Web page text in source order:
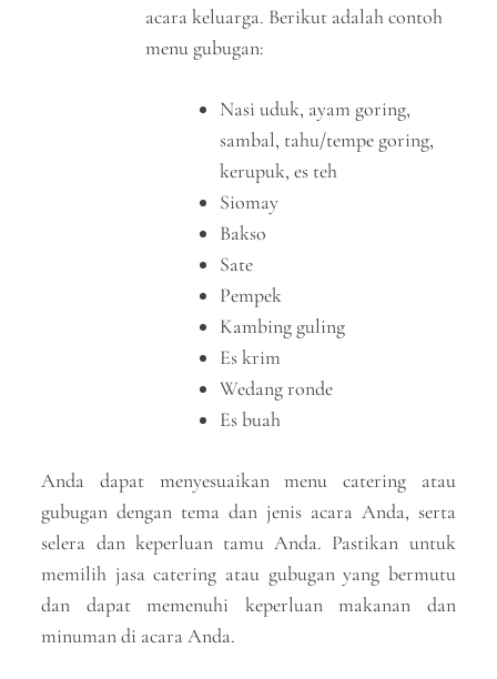
acara keluarga. Berikut adalah contoh
menu gubugan:
Nasi uduk, ayam goring,
sambal, tahu/tempe goring,
kerupuk, es teh
Siomay
Bakso
Sate
Pempek
Kambing guling
Es krim
Wedang ronde
Es buah
Anda dapat menyesuaikan menu catering atau
gubugan dengan tema dan jenis acara Anda, serta
selera dan keperluan tamu Anda. Pastikan untuk
memilih jasa catering atau gubugan yang bermutu
dan dapat memenuhi keperluan makanan dan
minuman di acara Anda.